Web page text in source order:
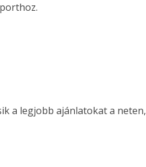
a legjobb ajánlatokat a neten,